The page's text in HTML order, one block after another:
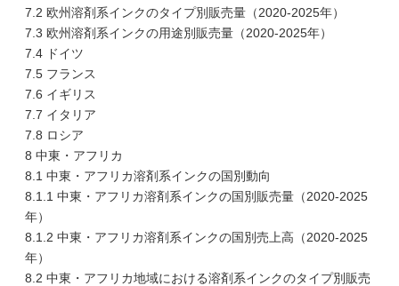
7.2 欧州溶剤系インクのタイプ別販売量（2020-2025年）
7.3 欧州溶剤系インクの用途別販売量（2020-2025年）
7.4 ドイツ
7.5 フランス
7.6 イギリス
7.7 イタリア
7.8 ロシア
8 中東・アフリカ
8.1 中東・アフリカ溶剤系インクの国別動向
8.1.1 中東・アフリカ溶剤系インクの国別販売量（2020-2025
年）
8.1.2 中東・アフリカ溶剤系インクの国別売上高（2020-2025
年）
8.2 中東・アフリカ地域における溶剤系インクのタイプ別販売